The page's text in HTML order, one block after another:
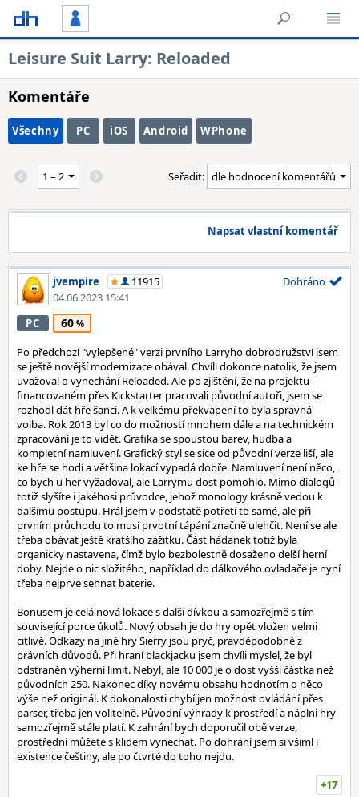
Leisure Suit Larry: Reloaded
Komentáře
Všechny PC iOS Android WPhone
Seřadit:
Napsat vlastní komentář
jvempire
11915
04.06.2023 15:41
Dohráno
PC 60
Po předchozí "vylepšené" verzi prvního Larryho dobrodružství jsem
se ještě novější modernizace obával. Chvíli dokonce natolik, že jsem
uvažoval o vynechání Reloaded. Ale po zjištění, že na projektu
financovaném přes Kickstarter pracovali původní autoři, jsem se
rozhodl dát hře šanci. A k velkému překvapení to byla správná
volba. Rok 2013 byl co do možností mnohem dále a na technickém
zpracování je to vidět. Grafika se spoustou barev, hudba a
kompletní namluvení. Grafický styl se sice od původní verze liší, ale
ke hře se hodí a většina lokací vypadá dobře. Namluvení není něco,
co bych u her vyžadoval, ale Larrymu dost pomohlo. Mimo dialogů
totiž slyšíte i jakéhosi průvodce, jehož monology krásně vedou k
dalšímu postupu. Hrál jsem v podstatě potřetí to samé, ale při
prvním průchodu to musí prvotní tápání značně ulehčit. Není se ale
třeba obávat ještě kratšího zážitku. Část hádanek totiž byla
organicky nastavena, čímž bylo bezbolestně dosaženo delší herní
doby. Nejde o nic složitého, například do dálkového ovladače je nyní
třeba nejprve sehnat baterie.
Bonusem je celá nová lokace s další dívkou a samozřejmě s tím
související porce úkolů. Nový obsah je do hry opět vložen velmi
citlivě. Odkazy na jiné hry Sierry jsou pryč, pravděpodobně z
právních důvodů. Při hraní blackjacku jsem chvíli myslel, že byl
odstraněn výherní limit. Nebyl, ale 10 000 je o dost vyšší částka než
původních 250. Nakonec díky novému obsahu hodnotím o něco
výše než originál. K dokonalosti chybí jen možnost ovládání přes
parser, třeba jen volitelně. Původní výhrady k prostředí a náplni hry
samozřejmě stále platí. K zahrání bych doporučil obě verze,
prostřední můžete s klidem vynechat. Po dohrání jsem si všiml i
existence češtiny, ale po čtvrté do toho nejdu.
+17